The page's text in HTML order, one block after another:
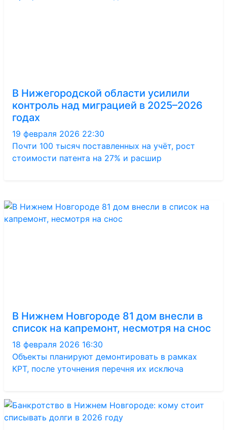
В Нижегородской области усилили
контроль над миграцией в 2025–2026
годах
19 февраля 2026 22:30
Почти 100 тысяч поставленных на учёт, рост
стоимости патента на 27% и расшир
В Нижнем Новгороде 81 дом внесли в
список на капремонт, несмотря на снос
18 февраля 2026 16:30
Объекты планируют демонтировать в рамках
КРТ, после уточнения перечня их исключа